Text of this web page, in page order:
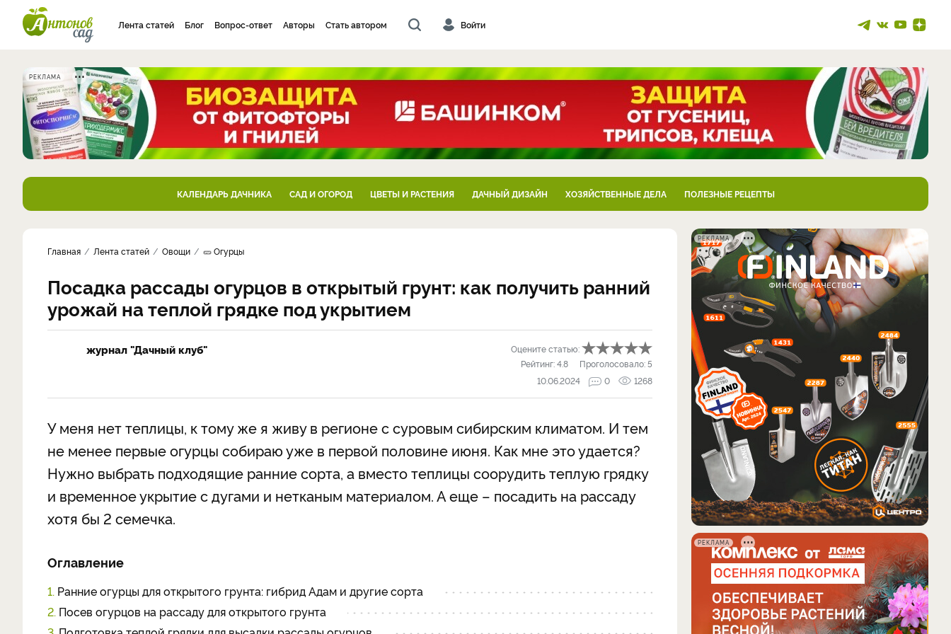
Лента статей Блог Вопрос-ответ Авторы Стать автором Войти
РЕКЛАМА
КАЛЕНДАРЬ ДАЧНИКА САД И ОГОРОД ЦВЕТЫ И РАСТЕНИЯ ДАЧНЫЙ ДИЗАЙН ХОЗЯЙСТВЕННЫЕ ДЕЛА ПОЛЕЗНЫЕ РЕЦЕПТЫ
Главная Лента статей Овощи 🥒 Огурцы
Посадка рассады огурцов в открытый грунт: как получить ранний
урожай на теплой грядке под укрытием
журнал "Дачный клуб"
Оцените статью:
Рейтинг:4.8 Проголосовало:5
10.06.2024
0 1268
У меня нет теплицы, к тому же я живу в регионе с суровым сибирским климатом. И тем
не менее первые огурцы собираю уже в первой половине июня. Как мне это удается?
Нужно выбрать подходящие ранние сорта, а вместо теплицы соорудить теплую грядку
и временное укрытие с дугами и нетканым материалом. А еще – посадить на рассаду
хотя бы 2 семечка.
Оглавление
1. Ранние огурцы для открытого грунта: гибрид Адам и другие сорта
2. Посев огурцов на рассаду для открытого грунта
РЕКЛАМА
РЕКЛАМА